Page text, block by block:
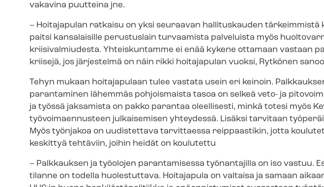
vakavina puutteina jne.
– Hoitajapulan ratkaisu on yksi seuraavan hallituskauden tärkeimmistä
paitsi kansalaisille perustuslain turvaamista palveluista myös
kriisivalmiudesta. Yhteiskuntamme ei enää kykene ottamaan vastaan
kriisejä, jos järjestelmä on näin rikki hoitajapulan vuoksi, Rytkönen
Tehyn mukaan hoitajapulaan tulee vastata usein eri keinoin.
parantaminen lähemmäs pohjoismaista tasoa on selkeä veto- ja
ja työssä jaksamista on pakko parantaa oleellisesti, minkä totesi myös
työvoimaennusteen julkaisemisen yhteydessä. Lisäksi tarvitaan
Myös työnjakoa on uudistettava tarvittaessa reippaastikin, jotta
keskittyä tehtäviin, joihin heidät on koulutettu
– Palkkauksen ja työolojen parantamisessa työnantajilla on iso vastuu.
tilanne on todella huolestuttava. Hoitajapula on valtaisa ja samaan